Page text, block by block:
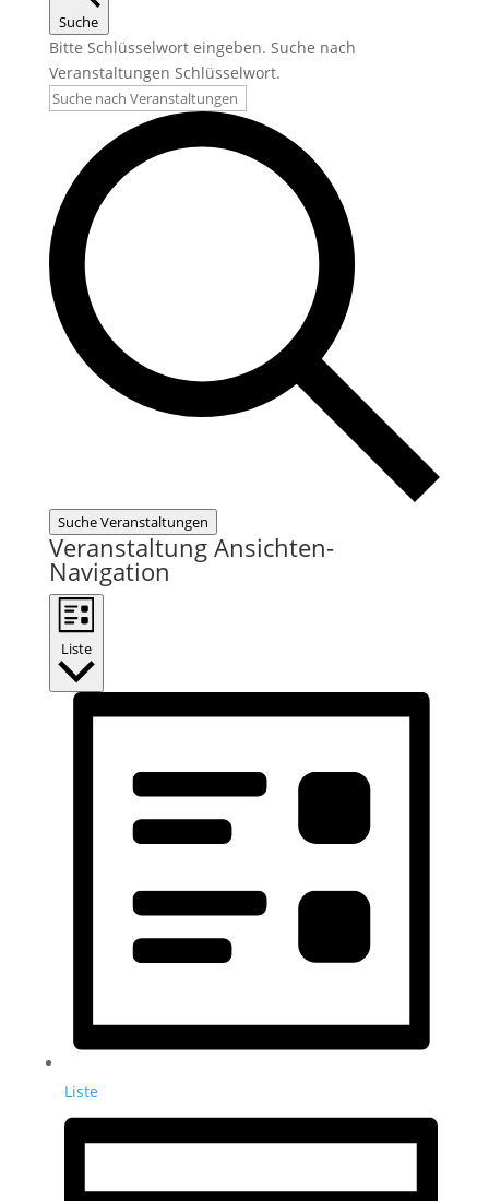
Suche
Bitte Schlüsselwort eingeben. Suche nach
Veranstaltungen Schlüsselwort.
Suche Veranstaltungen
Veranstaltung Ansichten-
Navigation
Liste
Liste